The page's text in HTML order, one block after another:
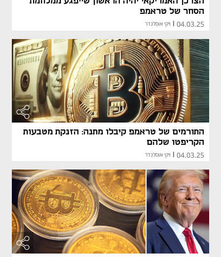
הסחר של טראמפ
04.03.25 ויקי אוסלנדר
התורמים של טראמפ קיבלו מתנה: הזנקת מטבעות
הקריפטו שלהם
04.03.25 ויקי אוסלנדר